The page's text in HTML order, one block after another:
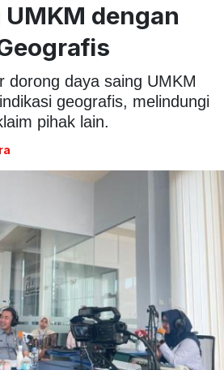
UMKM dengan
dorong daya saing UMKM
geografis, melindungi
pihak lain.